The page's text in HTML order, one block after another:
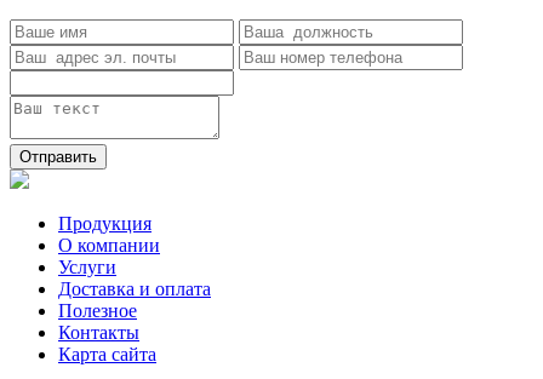
Отправить
Продукция
О компании
Услуги
Доставка и оплата
Полезное
Контакты
Карта сайта